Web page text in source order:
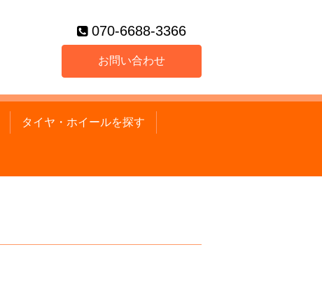
070-6688-3366
お問い合わせ
タイヤ・ホイールを探す